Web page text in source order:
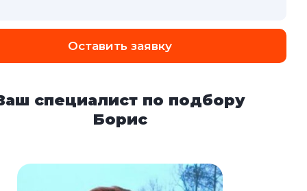
Оставить заявку
специалист по подбору
Борис